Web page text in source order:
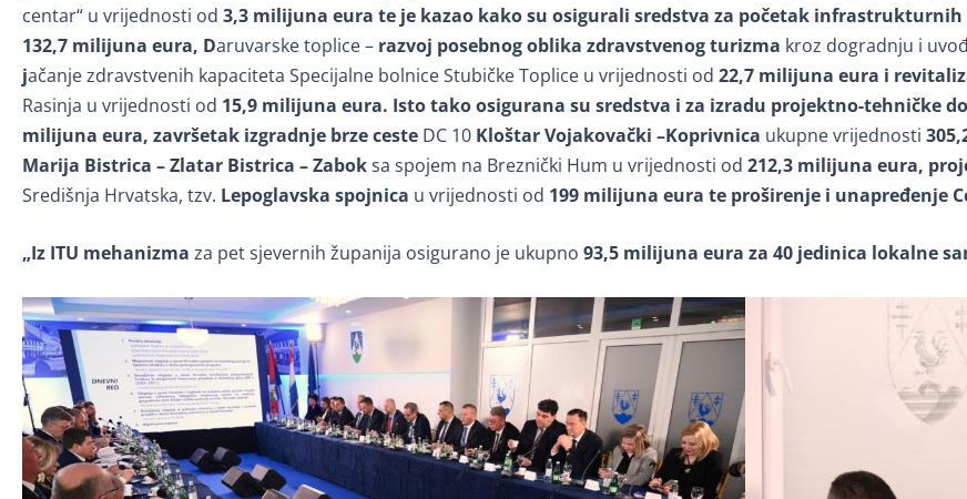
centar“ u vrijednosti od 3,3 milijuna eura te je kazao kako su osigurali sredstva za početak
132,7 milijuna eura, Daruvarske toplice – razvoj posebnog oblika zdravstvenog turizma kroz dogradnju i
jačanje zdravstvenih kapaciteta Specijalne bolnice Stubičke Toplice u vrijednosti od 22,7 milijuna eura i
Rasinja u vrijednosti od 15,9 milijuna eura. Isto tako osigurana su sredstva i za izradu projektno-tehničke
milijuna eura, završetak izgradnje brze ceste DC 10 Kloštar Vojakovački –Koprivnica ukupne vrijednosti
Marija Bistrica – Zlatar Bistrica – Zaboksa spojem na Breznički Hum u vrijednosti od 212,3 milijuna eura,
Središnja Hrvatska, tzv. Lepoglavska spojnica u vrijednosti od 199 milijuna eura te proširenje i unapređenje
„Iz ITU mehanizma za pet sjevernih županija osigurano je ukupno 93,5 milijuna eura za 40 jedinica lokalne